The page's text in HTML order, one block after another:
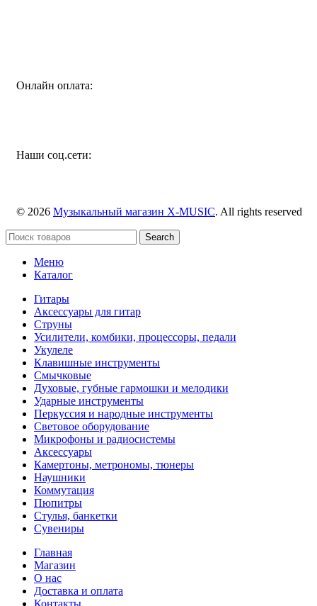
Онлайн оплата:
Наши соц.сети:
© 2026 Музыкальный магазин X-MUSIC. All rights reserved
Search
Меню
Каталог
Гитары
Аксессуары для гитар
Струны
Усилители, комбики, процессоры, педали
Укулеле
Клавишные инструменты
Смычковые
Духовые, губные гармошки и мелодики
Ударные инструменты
Перкуссия и народные инструменты
Световое оборудование
Микрофоны и радиосистемы
Аксессуары
Камертоны, метрономы, тюнеры
Наушники
Коммутация
Пюпитры
Стулья, банкетки
Сувениры
Главная
Магазин
О нас
Доставка и оплата
Контакты